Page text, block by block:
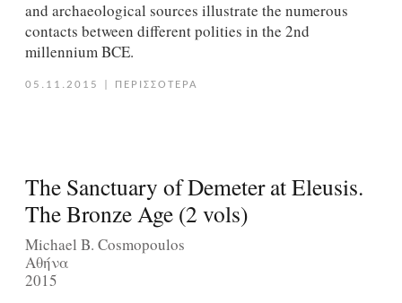
and archaeological sources illustrate the numerous
contacts between different polities in the 2nd
millennium BCE.
05.11.2015 ΠΕΡΙΣΣΟΤΕΡΑ
The Sanctuary of Demeter at Eleusis.
The Bronze Age (2 vols)
Michael B. Cosmopoulos
Αθήνα
2015